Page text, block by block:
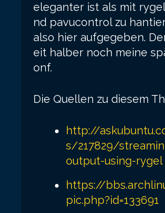
eleganter ist als mit
nd pavucontrol zu
also hier aufgegeben.
eit halber noch meine
onf.
Die Quellen zu diesem
http://
s/217829/
output-using-rygel
https://
pic.php?id=133691